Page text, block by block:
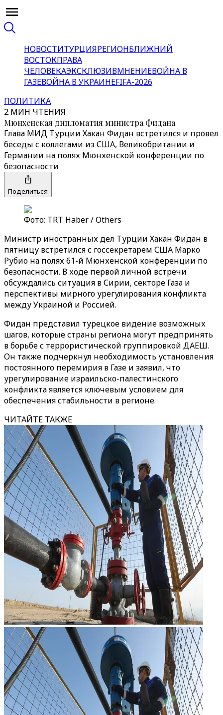
НОВОСТИТУРЦИЯРЕГИОНБЛИЖНИЙ
ВОСТОКПРАВА
ЧЕЛОВЕКАЭКСКЛЮЗИВМНЕНИЕВОЙНА В
ГАЗЕВОЙНА В УКРАИНЕFIFA-2026
ПОЛИТИКА
2 МИН ЧТЕНИЯ
Мюнхенская дипломатия министра Фидана
Глава МИД Турции Хакан Фидан встретился и провел
беседы с коллегами из США, Великобритании и
Германии на полях Мюнхенской конференции по
безопасности
Поделиться
Фото: TRT Haber / Others
Министр иностранных дел Турции Хакан Фидан в
пятницу встретился с госсекретарем США Марко
Рубио на полях 61-й Мюнхенской конференции по
безопасности. В ходе первой личной встречи
обсуждались ситуация в Сирии, секторе Газа и
перспективы мирного урегулирования конфликта
между Украиной и Россией.
Фидан представил турецкое видение возможных
шагов, которые страны региона могут предпринять
в борьбе с террористической группировкой ДАЕШ.
Он также подчеркнул необходимость установления
постоянного перемирия в Газе и заявил, что
урегулирование израильско-палестинского
конфликта является ключевым условием для
обеспечения стабильности в регионе.
ЧИТАЙТЕ ТАКЖЕ